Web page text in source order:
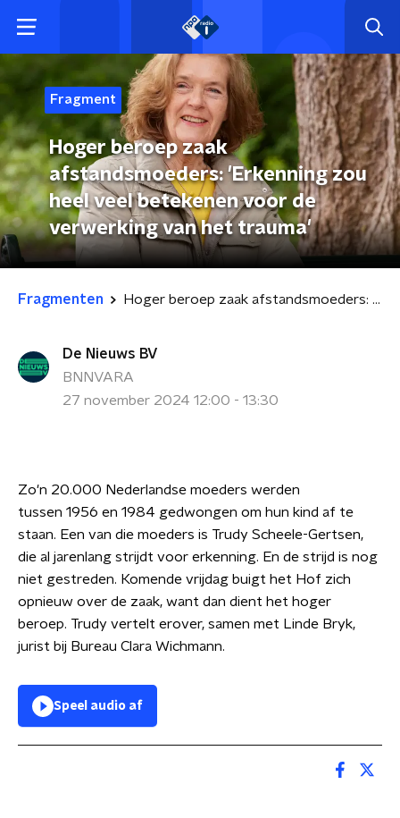
Fragment
Hoger beroep zaak
afstandsmoeders: 'Erkenning zou
heel veel betekenen voor de
verwerking van het trauma'
Fragmenten Hoger beroep zaak afstandsmoeders: 'Erkenning zou heel veel betekenen voor de verwerking van het trauma'
De Nieuws BV
BNNVARA
27 november 2024 12:00 - 13:30
Zo'n 20.000 Nederlandse moeders werden
tussen 1956 en 1984 gedwongen om hun kind af te
staan. Een van die moeders is Trudy Scheele-Gertsen,
die al jarenlang strijdt voor erkenning. En de strijd is nog
niet gestreden. Komende vrijdag buigt het Hof zich
opnieuw over de zaak, want dan dient het hoger
beroep. Trudy vertelt erover, samen met Linde Bryk,
jurist bij Bureau Clara Wichmann.
Speel audio af